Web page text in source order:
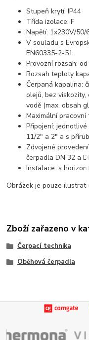
Stupeň krytí: IP44
Třída izolace: F
Napětí: 1x230V/50/
V souladu s
EN60335-2-51.
Provozní rozsah:
Rozsah teploty
Čerpaná kapalina:
olejů, bez
vodě (max. obsah
Maximální pracovní
Připojení:
11/2" a 2" a s
Zdvojené
čerpadla DN 32 a
Instalace: s
Obrázek je pouze
Zboží zařazeno v
Čerpací technika
Oběhová čerpadla